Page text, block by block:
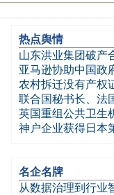
热点舆情
山东洪业集团破产
亚马逊协助中国政
农村拆迁没有产权
联合国秘书长、法
英国重组公共卫生
神户企业获得日本
名企名牌
从数据治理到行业